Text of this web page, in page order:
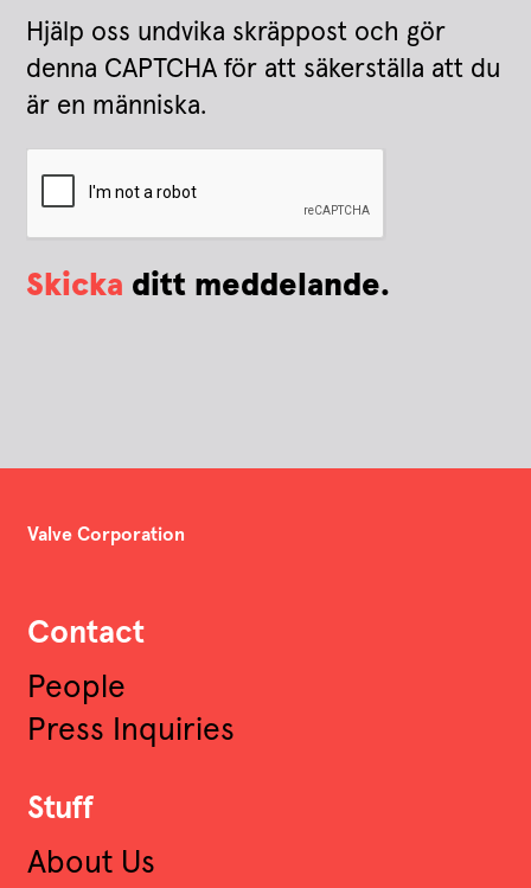
Hjälp oss undvika skräppost och gör
denna CAPTCHA för att säkerställa att du
är en människa.
Skicka ditt meddelande.
Valve Corporation
Contact
People
Press Inquiries
Stuff
About Us